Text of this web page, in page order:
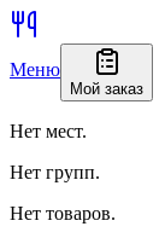
Меню
Мой заказ
Нет мест.
Нет групп.
Нет товаров.